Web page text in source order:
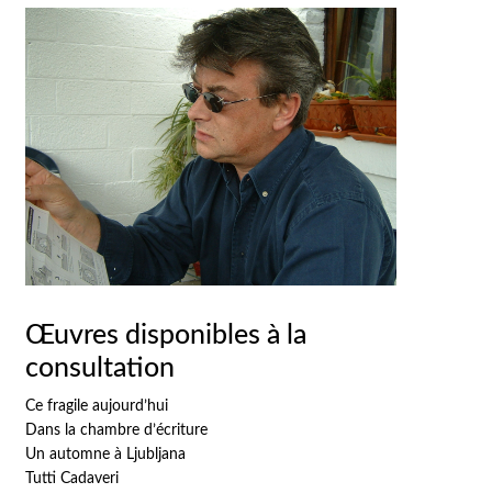
Œuvres disponibles à la
consultation
Ce fragile aujourd’hui
Dans la chambre d’écriture
Un automne à Ljubljana
Tutti Cadaveri